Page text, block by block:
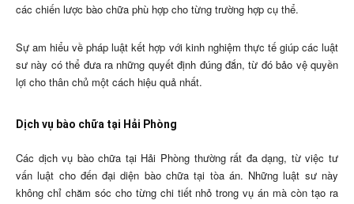
các chiến lược bào chữa phù hợp cho từng trường hợp cụ thể.
Sự am hiểu về pháp luật kết hợp với kinh nghiệm thực tế giúp các luật
sư này có thể đưa ra những quyết định đúng đắn, từ đó bảo vệ quyền
lợi cho thân chủ một cách hiệu quả nhất.
Dịch vụ bào chữa tại Hải Phòng
Các dịch vụ bào chữa tại Hải Phòng thường rất đa dạng, từ việc tư
vấn luật cho đến đại diện bào chữa tại tòa án. Những luật sư này
không chỉ chăm sóc cho từng chi tiết nhỏ trong vụ án mà còn tạo ra